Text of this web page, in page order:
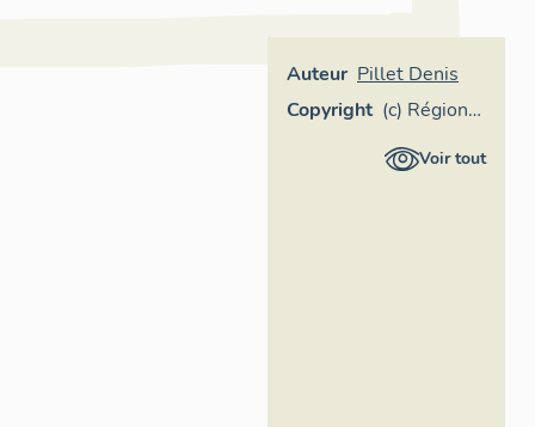
Auteur Pillet Denis
Copyright (c) Région
Pays de la
Voir tout